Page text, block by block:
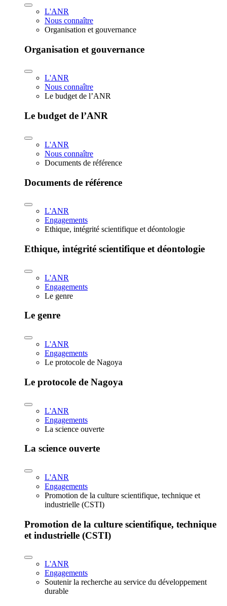
L'ANR
Nous connaître
Organisation et gouvernance
Organisation et gouvernance
L'ANR
Nous connaître
Le budget de l’ANR
Le budget de l’ANR
L'ANR
Nous connaître
Documents de référence
Documents de référence
L'ANR
Engagements
Ethique, intégrité scientifique et déontologie
Ethique, intégrité scientifique et déontologie
L'ANR
Engagements
Le genre
Le genre
L'ANR
Engagements
Le protocole de Nagoya
Le protocole de Nagoya
L'ANR
Engagements
La science ouverte
La science ouverte
L'ANR
Engagements
Promotion de la culture scientifique, technique et
industrielle (CSTI)
Promotion de la culture scientifique, technique
et industrielle (CSTI)
L'ANR
Engagements
Soutenir la recherche au service du développement
durable